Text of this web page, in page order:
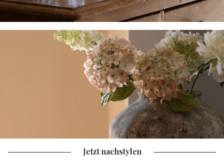
Jetzt nachstylen